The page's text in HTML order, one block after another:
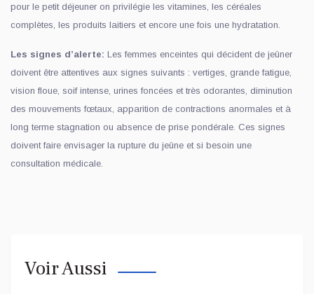
pour le petit déjeuner on privilégie les vitamines, les céréales
complètes, les produits laitiers et encore une fois une hydratation.
Les signes d’alerte: Les femmes enceintes qui décident de jeûner
doivent être attentives aux signes suivants : vertiges, grande fatigue,
vision floue, soif intense, urines foncées et très odorantes, diminution
des mouvements fœtaux, apparition de contractions anormales et à
long terme stagnation ou absence de prise pondérale. Ces signes
doivent faire envisager la rupture du jeûne et si besoin une
consultation médicale.
Voir Aussi